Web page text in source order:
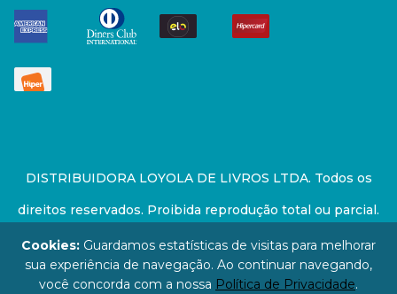
DISTRIBUIDORA LOYOLA DE LIVROS LTDA. Todos os
direitos reservados. Proibida reprodução total ou parcial.
Preços e estoque sujeito a alterações sem aviso prévio.
67.946.814/0001-94 - LOJA - Rua Senador Feijó - São
Cookies: Guardamos estatísticas de visitas para melhorar
sua experiência de navegação. Ao continuar navegando,
você concorda com a nossa Política de Privacidade.